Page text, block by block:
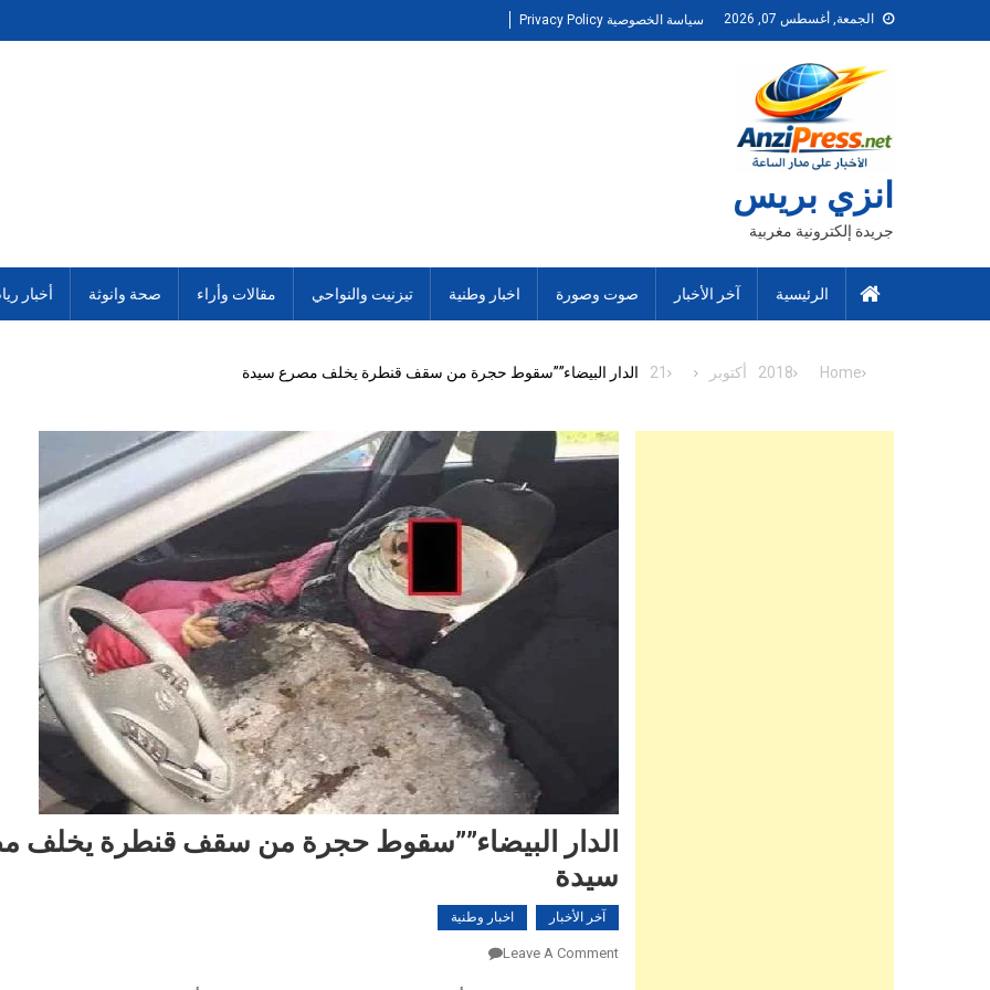
to
الجمعة, أغسطس 07, 2026 سياسة الخصوصية Privacy Policy
انزي بريس
جريدة إلكترونية مغربية
الرئيسية آخر الأخبار صوت وصورة اخبار وطنية تيزنيت والنواحي مقالات وأراء صحة وانوثة أخبار
Home
2018 أكتوبر 21 الدار البيضاء””سقوط حجرة من سقف قنطرة يخلف مصرع سيدة
الدار البيضاء””سقوط حجرة من سقف قنطرة يخلف
سيدة
آخر الأخبار اخبار وطنية
Leave A Comment